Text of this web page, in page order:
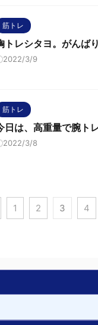
筋トレ
トレシタヨ。がんば
2022/3/9
筋トレ
日は、高重量で腕ト
2022/3/8
1 2 3 4